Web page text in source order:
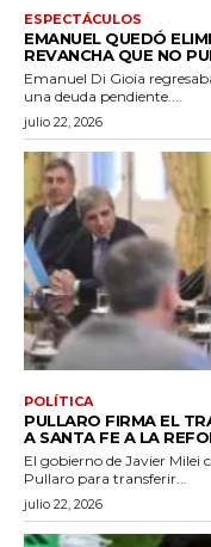
ESPECTÁCULOS
EMANUEL QUEDÓ
REVANCHA QUE NO
Emanuel Di Gioia
una deuda pendiente....
julio 22, 2026
POLÍTICA
PULLARO FIRMA EL
A SANTA FE A LA
El gobierno de Javier Milei
Pullaro para transferir...
julio 22, 2026